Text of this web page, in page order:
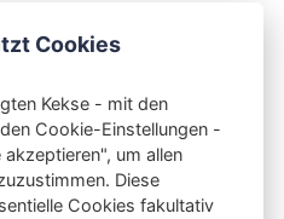
Cookies
Kekse - mit den
Cookie-Einstellungen -
um allen
Diese
Cookies fakultativ